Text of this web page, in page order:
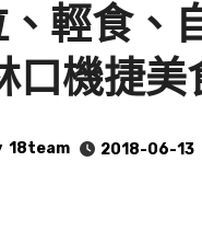
輕食、
口機捷美
18team 2018-06-13